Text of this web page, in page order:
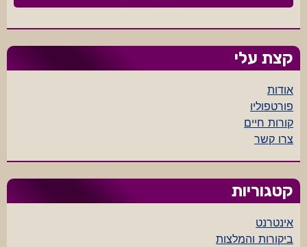
קצת עלי
אודות
פורטפוליו
קורות חיים
צרו קשר
קטגוריות
אינטרנט
ביקורות והמלצות